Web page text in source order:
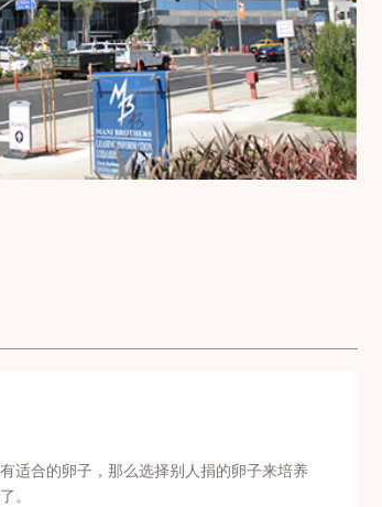
适合的卵子，那么选择别人捐的卵子来培养
。